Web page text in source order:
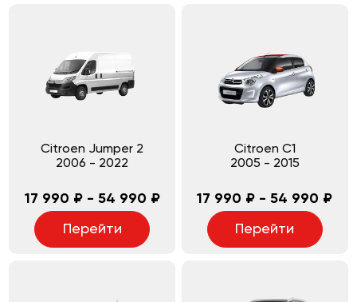
Citroen Jumper 2
2006 - 2022
17 990 ₽ - 54 990 ₽
Перейти
Citroen C1
2005 - 2015
17 990 ₽ - 54 990 ₽
Перейти